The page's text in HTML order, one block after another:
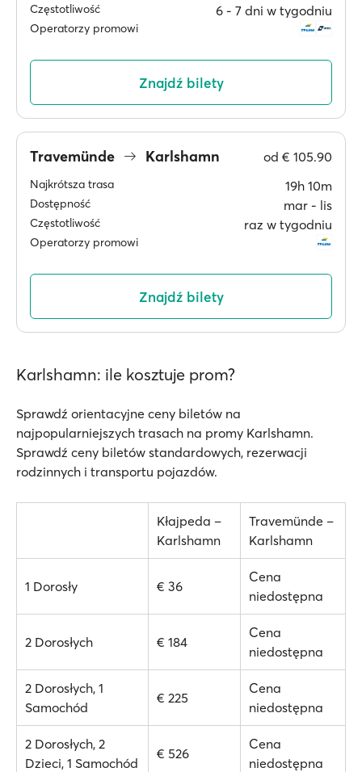
Częstotliwość 6 ‐ 7 dni w tygodniu
Operatorzy promowi
Znajdź bilety
Travemünde Karlshamn od € 105.90
Najkrótsza trasa 19h 10m
Dostępność mar ‐ lis
Częstotliwość raz w tygodniu
Operatorzy promowi
Znajdź bilety
Karlshamn: ile kosztuje prom?
Sprawdź orientacyjne ceny biletów na
najpopularniejszych trasach na promy Karlshamn.
Sprawdź ceny biletów standardowych, rezerwacji
rodzinnych i transportu pojazdów.
Kłajpeda –
Karlshamn
Travemünde –
Karlshamn
1 Dorosły € 36
Cena
niedostępna
2 Dorosłych € 184
Cena
niedostępna
2 Dorosłych, 1
Samochód
€ 225
Cena
niedostępna
2 Dorosłych, 2
Dzieci, 1 Samochód
€ 526
Cena
niedostępna